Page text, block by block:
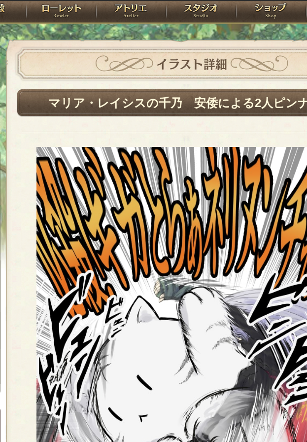
PandoraPartyProject
神殿 ローレット アトリエ スタジオ
イラスト詳細
マリア・レイシスの千乃 安倭による2人ピン